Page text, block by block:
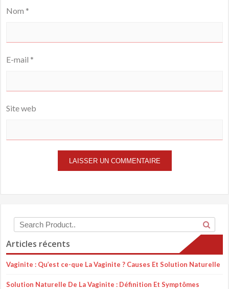
Nom *
E-mail *
Site web
Articles récents
Vaginite : Qu’est ce-que La Vaginite ? Causes Et Solution Naturelle
Solution Naturelle De La Vaginite : Définition Et Symptômes